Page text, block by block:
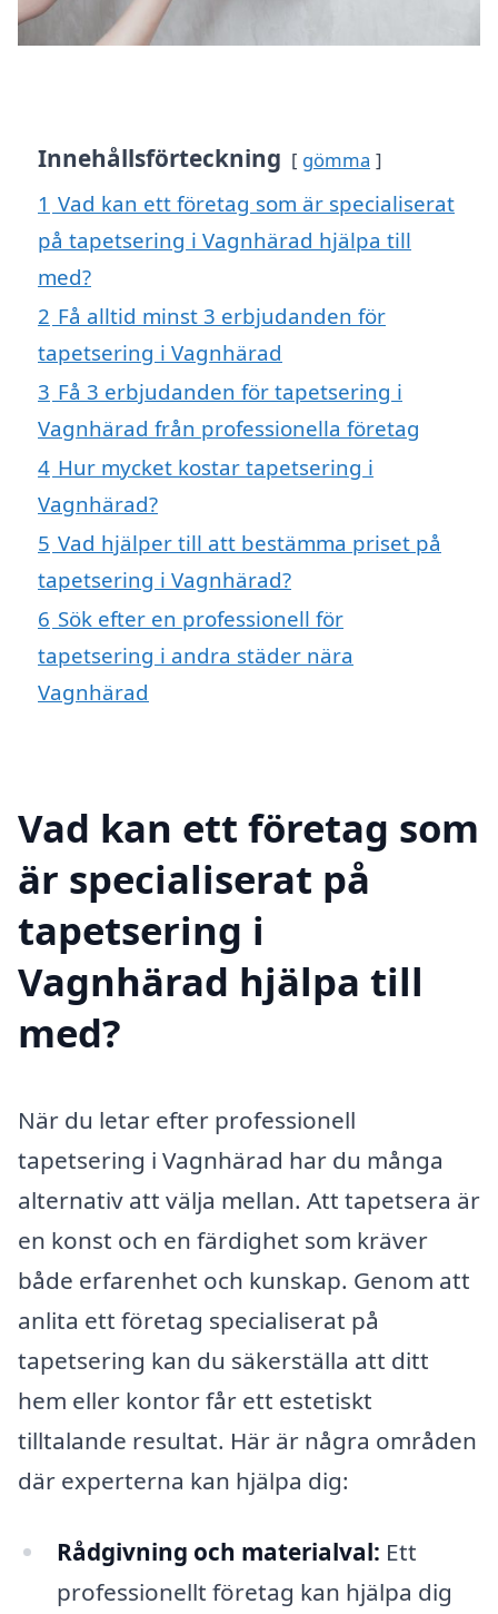
Innehållsförteckning gömma
1 Vad kan ett företag som är specialiserat
på tapetsering i Vagnhärad hjälpa till
med?
2 Få alltid minst 3 erbjudanden för
tapetsering i Vagnhärad
3 Få 3 erbjudanden för tapetsering i
Vagnhärad från professionella företag
4 Hur mycket kostar tapetsering i
Vagnhärad?
5 Vad hjälper till att bestämma priset på
tapetsering i Vagnhärad?
6 Sök efter en professionell för
tapetsering i andra städer nära
Vagnhärad
Vad kan ett företag som
är specialiserat på
tapetsering i
Vagnhärad hjälpa till
med?
När du letar efter professionell
tapetsering i Vagnhärad har du många
alternativ att välja mellan. Att tapetsera är
en konst och en färdighet som kräver
både erfarenhet och kunskap. Genom att
anlita ett företag specialiserat på
tapetsering kan du säkerställa att ditt
hem eller kontor får ett estetiskt
tilltalande resultat. Här är några områden
där experterna kan hjälpa dig:
Rådgivning och materialval: Ett
professionellt företag kan hjälpa dig